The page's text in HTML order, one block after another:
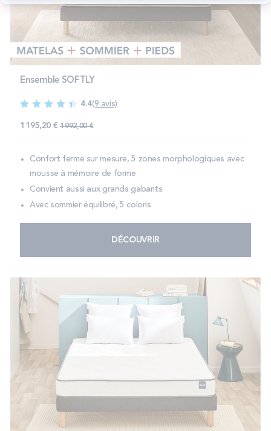
Ensemble SOFTLY
4.4(9 avis)
1 195,20 € 1 992,00 €
Confort ferme sur mesure, 5 zones morphologiques avec
mousse à mémoire de forme
Convient aussi aux grands gabarits
Avec sommier équilibré, 5 coloris
DÉCOUVRIR